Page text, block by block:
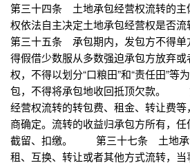
第三十四条 土地承包经营权流转的主
权依法自主决定土地承包经营权是
第三十五条 承包期内，发包方不得单
得假借少数服从多数强迫承包方放弃
权，不得以划分“口粮田”和“责任田”等
包，不得将承包地收回抵顶欠款。
经营权流转的转包费、租金、转让费
商确定。流转的收益归承包方所有，
截留、扣缴。 第三十七条 土地承
租、互换、转让或者其他方式流转，